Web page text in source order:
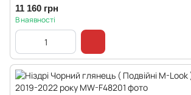
11 160 грн
В наявності